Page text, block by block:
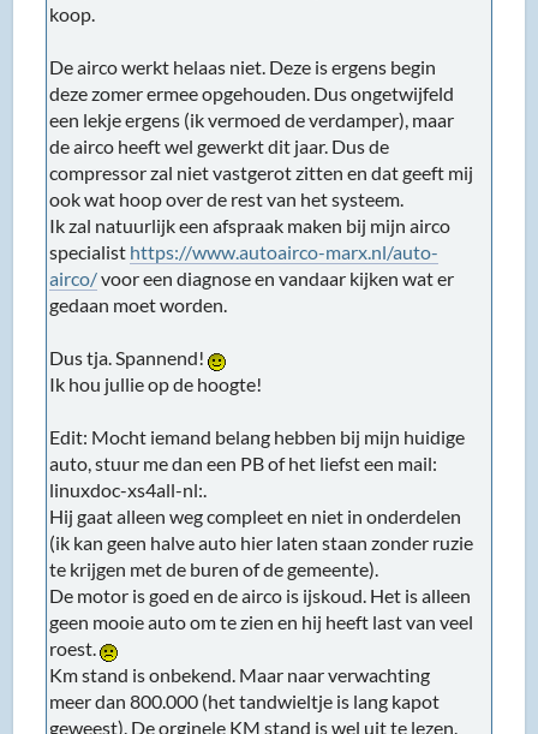
koop.
De airco werkt helaas niet. Deze is ergens begin
deze zomer ermee opgehouden. Dus ongetwijfeld
een lekje ergens (ik vermoed de verdamper), maar
de airco heeft wel gewerkt dit jaar. Dus de
compressor zal niet vastgerot zitten en dat geeft mij
ook wat hoop over de rest van het systeem.
Ik zal natuurlijk een afspraak maken bij mijn airco
specialist https://www.autoairco-marx.nl/auto-
airco/voor een diagnose en vandaar kijken wat er
gedaan moet worden.
Dus tja. Spannend!
Ik hou jullie op de hoogte!
Edit: Mocht iemand belang hebben bij mijn huidige
auto, stuur me dan een PB of het liefst een mail:
linuxdoc-xs4all-nl:.
Hij gaat alleen weg compleet en niet in onderdelen
(ik kan geen halve auto hier laten staan zonder ruzie
te krijgen met de buren of de gemeente).
De motor is goed en de airco is ijskoud. Het is alleen
geen mooie auto om te zien en hij heeft last van veel
roest.
Km stand is onbekend. Maar naar verwachting
meer dan 800.000 (het tandwieltje is lang kapot
geweest). De orginele KM stand is wel uit te lezen.